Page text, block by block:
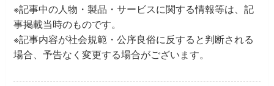
※記事中の人物・製品・サービスに関する情報等は、記
事掲載当時のものです。
※記事内容が社会規範・公序良俗に反すると判断される
場合、予告なく変更する場合がございます。